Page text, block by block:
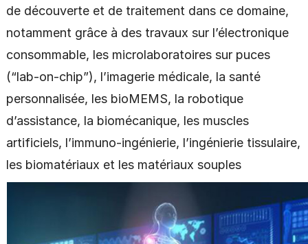
de découverte et de traitement dans ce domaine,
notamment grâce à des travaux sur l’électronique
consommable, les microlaboratoires sur puces
(“lab-on-chip”), l’imagerie médicale, la santé
personnalisée, les bioMEMS, la robotique
d’assistance, la biomécanique, les muscles
artificiels, l’immuno-ingénierie, l’ingénierie tissulaire,
les biomatériaux et les matériaux souples